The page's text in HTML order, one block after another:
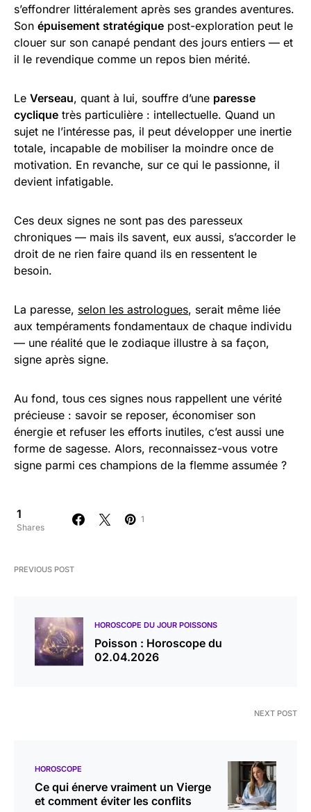
s’effondrer littéralement après ses grandes aventures.
Son épuisement stratégique post-exploration peut le
clouer sur son canapé pendant des jours entiers — et
il le revendique comme un repos bien mérité.
Le Verseau, quant à lui, souffre d’une paresse
cyclique très particulière : intellectuelle. Quand un
sujet ne l’intéresse pas, il peut développer une inertie
totale, incapable de mobiliser la moindre once de
motivation. En revanche, sur ce qui le passionne, il
devient infatigable.
Ces deux signes ne sont pas des paresseux
chroniques — mais ils savent, eux aussi, s’accorder le
droit de ne rien faire quand ils en ressentent le
besoin.
La paresse, selon les astrologues, serait même liée
aux tempéraments fondamentaux de chaque individu
— une réalité que le zodiaque illustre à sa façon,
signe après signe.
Au fond, tous ces signes nous rappellent une vérité
précieuse : savoir se reposer, économiser son
énergie et refuser les efforts inutiles, c’est aussi une
forme de sagesse. Alors, reconnaissez-vous votre
signe parmi ces champions de la flemme assumée ?
1
Shares
1
PREVIOUS POST
HOROSCOPE DU JOUR POISSONS
Poisson : Horoscope du
02.04.2026
NEXT POST
HOROSCOPE
Ce qui énerve vraiment un Vierge
et comment éviter les conflits